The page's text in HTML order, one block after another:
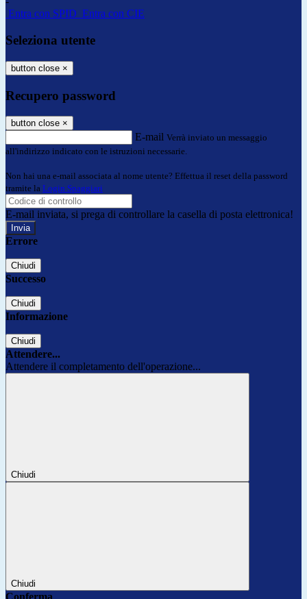
Entra con SPID Entra con CIE
Seleziona utente
button close ×
Recupero password
button close ×
E-mail Verrà inviato un messaggio
all'indirizzo indicato con le istruzioni necessarie.
Non hai una e-mail associata al nome utente? Effettua il reset della password
tramite la Login Spaggiari
E-mail inviata, si prega di controllare la casella di posta elettronica!
Errore
Chiudi
Successo
Chiudi
Informazione
Chiudi
Attendere...
Attendere il completamento dell'operazione...
Chiudi
Chiudi